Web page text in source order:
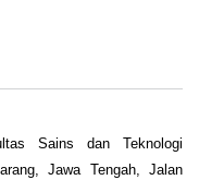
Sains dan Teknologi
Jawa Tengah, Jalan